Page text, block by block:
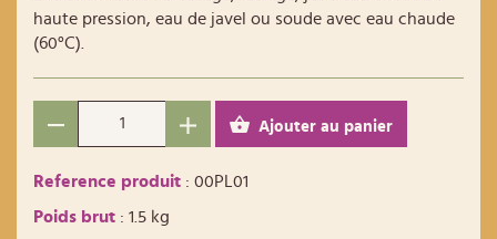
haute pression, eau de javel ou soude avec eau chaude
(60°C).
Ajouter au panier
Reference produit : 00PL01
Poids brut : 1.5 kg